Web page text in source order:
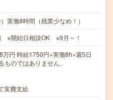
実働8時間（残業少なめ！）
※開始日相談OK ※9月～！
円 時給1750円×実働8h×週5日
のではありません。
実費支給